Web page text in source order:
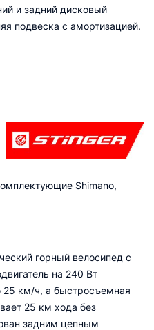
и задний дисковый
подвеска с амортизацией.
Shimano,
горный велосипед с
на 240 Вт
25 км/ч, а быстросъемная
25 км хода без
задним цепным